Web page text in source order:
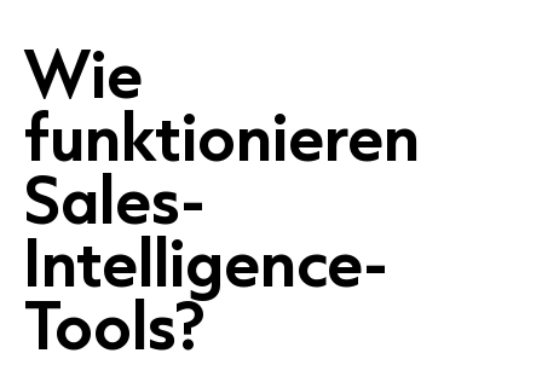
Wie
funktionieren
Sales-
Intelligence-
Tools?